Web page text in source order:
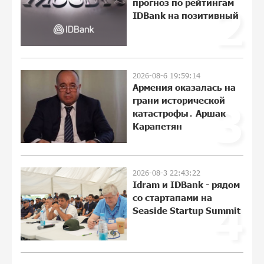
также с помощью imID
10:13:18 3-08-2026
21:09:53 31-07-2026
ЕАЭС со временем будет расширяться.
Когда-нибудь это поймёт и рядовой
Если Израиль использует тему
Геноцида армян против Эрдогана, то
что для него значит сам Геноцид?
2
прогноз по рейтингам
IDBank на позитивный
3
2026-08-6 19:59:14
Армения оказалась на
грани исторической
катастрофы․ Аршак
Карапетян
4
2026-08-3 22:43:22
Idram и IDBank - рядом
со стартапами на
Seaside Startup Summit